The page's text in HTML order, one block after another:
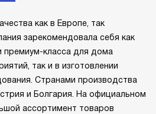
как в Европе, так
зарекомендовала себя как
премиум-класса для дома
так и в изготовлении
Странами производства
и Болгария. На официальном
ассортимент товаров